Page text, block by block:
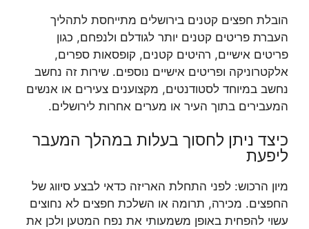
הובלת חפצים קטנים בירושלים מתייחסת לתהליך
העברת פריטים קטנים יותר לגודלם ולנפחם, כגון
פריטים אישיים, רהיטים קטנים, קופסאות ספרים,
אלקטרוניקה ופריטים אישיים נוספים. שירות זה נחשב
נחשב במיוחד לסטודנטים, מקצוענים צעירים או אנשים
המעבירים בתוך העיר או מערים אחרות לירושלים.
כיצד ניתן לחסוך בעלות במהלך המעבר
ליפעת
מיון הרכוש: לפני התחלת האריזה כדאי לבצע סיווג של
החפצים. מכירה, תרומה או השלכת חפצים לא נחוצים
עשוי להפחית באופן משמעותי את נפח המטען ולכן את